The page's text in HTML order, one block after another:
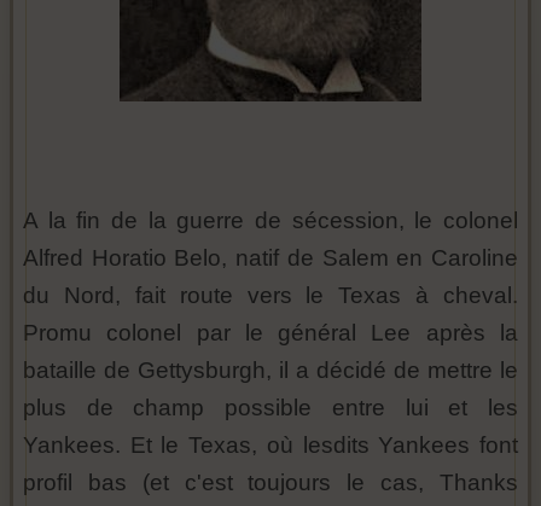
A la fin de la guerre de sécession, le colonel
Alfred Horatio Belo, natif de Salem en Caroline
du Nord, fait route vers le Texas à cheval.
Promu colonel par le général Lee après la
bataille de Gettysburgh, il a décidé de mettre le
plus de champ possible entre lui et les
Yankees. Et le Texas, où lesdits Yankees font
profil bas (et c'est toujours le cas, Thanks